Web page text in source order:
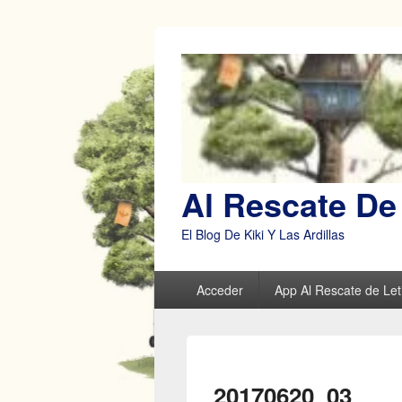
Al Rescate
El Blog De Kiki Y Las Ardillas
Menú
principalAcceder App Al Rescate de